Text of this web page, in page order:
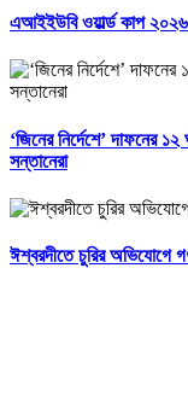
এআইইউবি ওয়ার্ল্ড কাপ
‘জিনের নির্দেশে’ দাফনের
সন্তানেরা
ঈশ্বরদীতে চুরির অভিযোগে